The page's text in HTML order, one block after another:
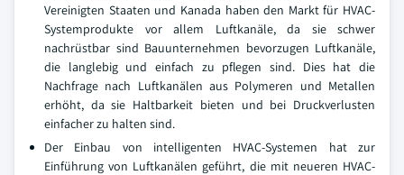
Vereinigten Staaten und Kanada haben den Markt für HVAC-
Systemprodukte vor allem Luftkanäle, da sie schwer
nachrüstbar sind Bauunternehmen bevorzugen Luftkanäle,
die langlebig und einfach zu pflegen sind. Dies hat die
Nachfrage nach Luftkanälen aus Polymeren und Metallen
erhöht, da sie Haltbarkeit bieten und bei Druckverlusten
einfacher zu halten sind.
Der Einbau von intelligenten HVAC-Systemen hat zur
Einführung von Luftkanälen geführt, die mit neueren HVAC-